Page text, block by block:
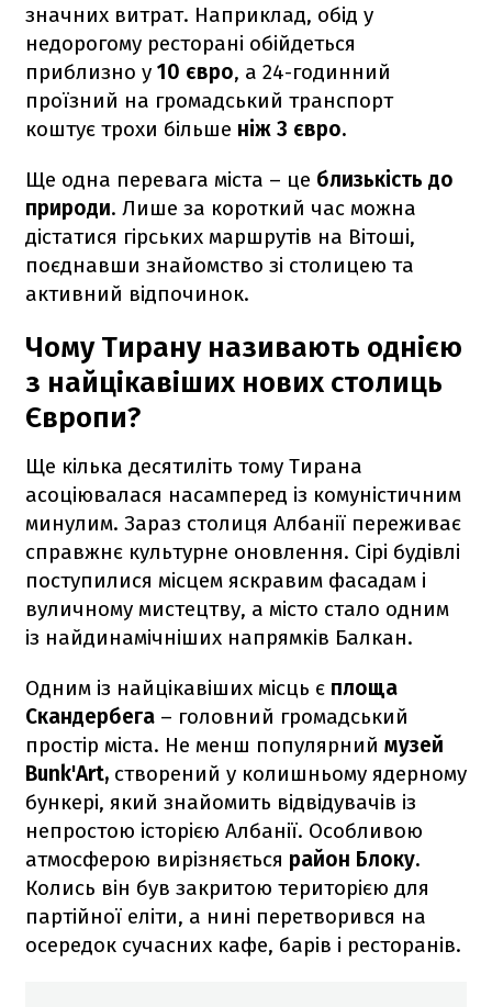
значних витрат. Наприклад, обід у
недорогому ресторані обійдеться
приблизно у 10 євро, а 24-годинний
проїзний на громадський транспорт
коштує трохи більше ніж 3 євро.
Ще одна перевага міста – це близькість до
природи. Лише за короткий час можна
дістатися гірських маршрутів на Вітоші,
поєднавши знайомство зі столицею та
активний відпочинок.
Чому Тирану називають однією
з найцікавіших нових столиць
Європи?
Ще кілька десятиліть тому Тирана
асоціювалася насамперед із комуністичним
минулим. Зараз столиця Албанії переживає
справжнє культурне оновлення. Сірі будівлі
поступилися місцем яскравим фасадам і
вуличному мистецтву, а місто стало одним
із найдинамічніших напрямків Балкан.
Одним із найцікавіших місць є площа
Скандербега – головний громадський
простір міста. Не менш популярний музей
Bunk'Art, створений у колишньому ядерному
бункері, який знайомить відвідувачів із
непростою історією Албанії. Особливою
атмосферою вирізняється район Блоку.
Колись він був закритою територією для
партійної еліти, а нині перетворився на
осередок сучасних кафе, барів і ресторанів.